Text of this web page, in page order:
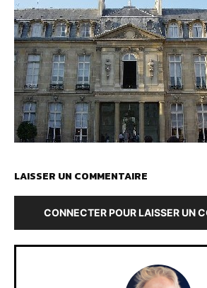
LAISSER UN COMMENTAIRE
CONNECTER POUR LAISSER UN